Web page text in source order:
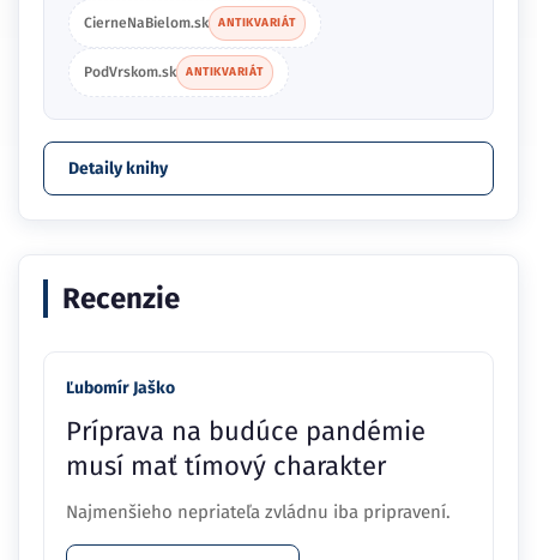
CierneNaBielom.sk ANTIKVARIÁT
PodVrskom.sk ANTIKVARIÁT
Detaily knihy
Recenzie
Ľubomír Jaško
Príprava na budúce pandémie
musí mať tímový charakter
Najmenšieho nepriateľa zvládnu iba pripravení.